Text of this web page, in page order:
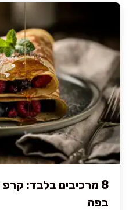
8 מרכיבים בלבד:
בפה